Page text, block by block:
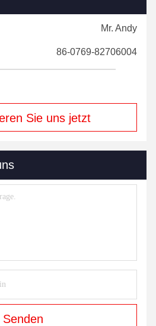
Mr. Andy
86-0769-82706004
Sie uns jetzt
Senden